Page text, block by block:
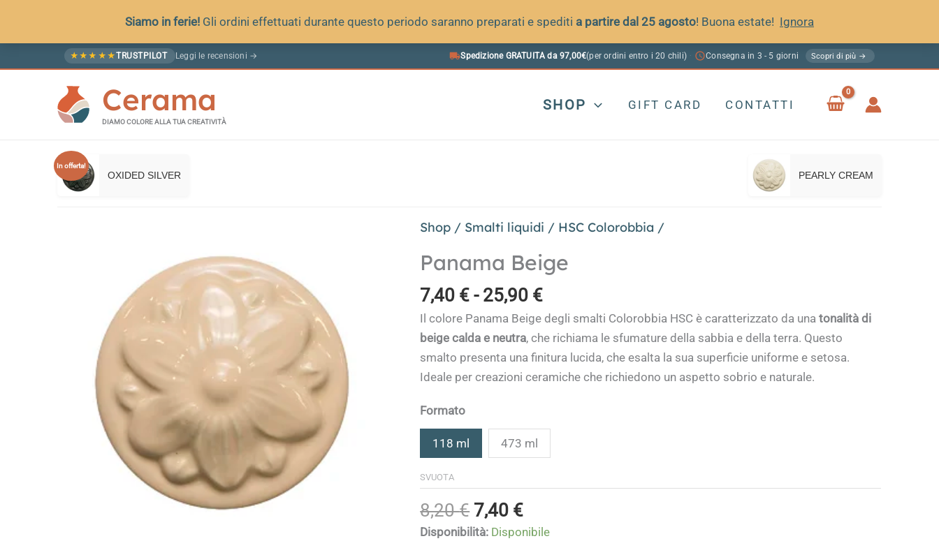
Siamo in ferie! Gli ordini effettuati durante questo periodo saranno preparati e spediti a partire dal 25 agosto! Buona estate! Ignora
al
★ ★ ★ ★ ★TRUSTPILOT Leggi le recensioni → Spedizione GRATUITA da 97,00€(per ordini entro i 20 chili) · Consegna in 3 - 5 giorni Scopri di più →
Cerama
DIAMO COLORE ALLA TUA CREATIVITÀ
SHOP GIFT CARD CONTATTI
In offerta!
OXIDED SILVER PEARLY CREAM
Shop / Smalti liquidi / HSC Colorobbia /
Panama Beige
7,40 € - 25,90 €Fascia
di
prezzo:
da
7,40 €
Il colore Panama Beige degli smalti Colorobbia HSC è caratterizzato da unatonalità di
beige calda e neutra, che richiama le sfumature della sabbia e della terra. Questo
smalto presenta una finitura lucida, che esalta la sua superficie uniforme e setosa.
Ideale per creazioni ceramiche che richiedono un aspetto sobrio e naturale.
Formato
118 ml 473 ml
SVUOTA
8,20€ Il
prezzo
7,40 €Il
prezzo
Disponibilità: Disponibile